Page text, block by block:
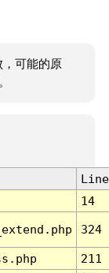
可能的原
Line
14
324
211